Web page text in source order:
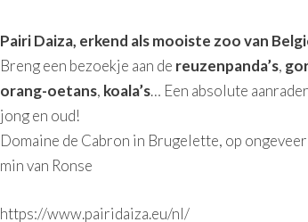
Pairi Daiza, erkend als mooiste zoo van
Breng een bezoekje aan de reuzenpanda’s,
orang-oetans, koala’s… Een absolute
jong en oud!
Domaine de Cabron in Brugelette, op
min van Ronse
https://www.pairidaiza.eu/nl/